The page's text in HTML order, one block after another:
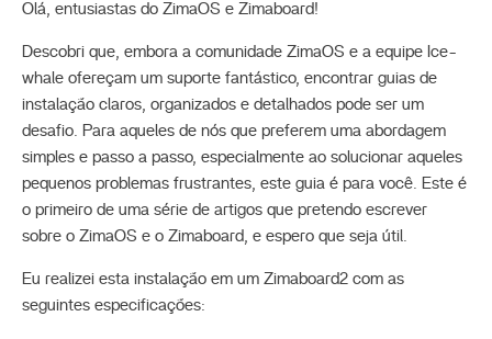
Olá, entusiastas do ZimaOS e Zimaboard!
Descobri que, embora a comunidade ZimaOS e a equipe Ice-
whale ofereçam um suporte fantástico, encontrar guias de
instalação claros, organizados e detalhados pode ser um
desafio. Para aqueles de nós que preferem uma abordagem
simples e passo a passo, especialmente ao solucionar aqueles
pequenos problemas frustrantes, este guia é para você. Este é
o primeiro de uma série de artigos que pretendo escrever
sobre o ZimaOS e o Zimaboard, e espero que seja útil.
Eu realizei esta instalação em um Zimaboard2 com as
seguintes especificações: